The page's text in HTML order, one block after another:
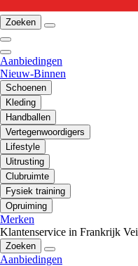
Zoeken
Aanbiedingen
Nieuw-Binnen
Schoenen
Kleding
Handballen
Vertegenwoordigers
Lifestyle
Uitrusting
Clubruimte
Fysiek training
Opruiming
Merken
Klantenservice in Frankrijk
Zoeken
Aanbiedingen